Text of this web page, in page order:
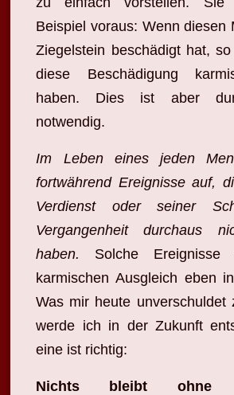
Beispiel voraus: Wenn diesen
Ziegelstein beschädigt hat,
diese Beschädigung
haben. Dies ist aber
notwendig.
Im Leben eines jeden
fortwährend Ereignisse auf,
Verdienst oder seiner
Vergangenheit durchaus
haben. Solche Ereignisse
karmischen Ausgleich eben
Was mir heute unverschuldet
werde ich in der Zukunft
eine ist richtig:
Nichts bleibt ohne